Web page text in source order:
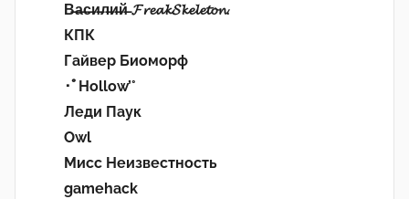
В̶а̶с̶и̶л̶и̶й̶ 𝓕𝓻𝓮𝓪𝓴𝓢𝓴𝓮𝓵𝓮𝓽𝓸𝓷.
КПК
Гайвер Биоморф
･ﾟHollow’°
Леди Паук
Owl
Мисс Неизвестность
gamehack